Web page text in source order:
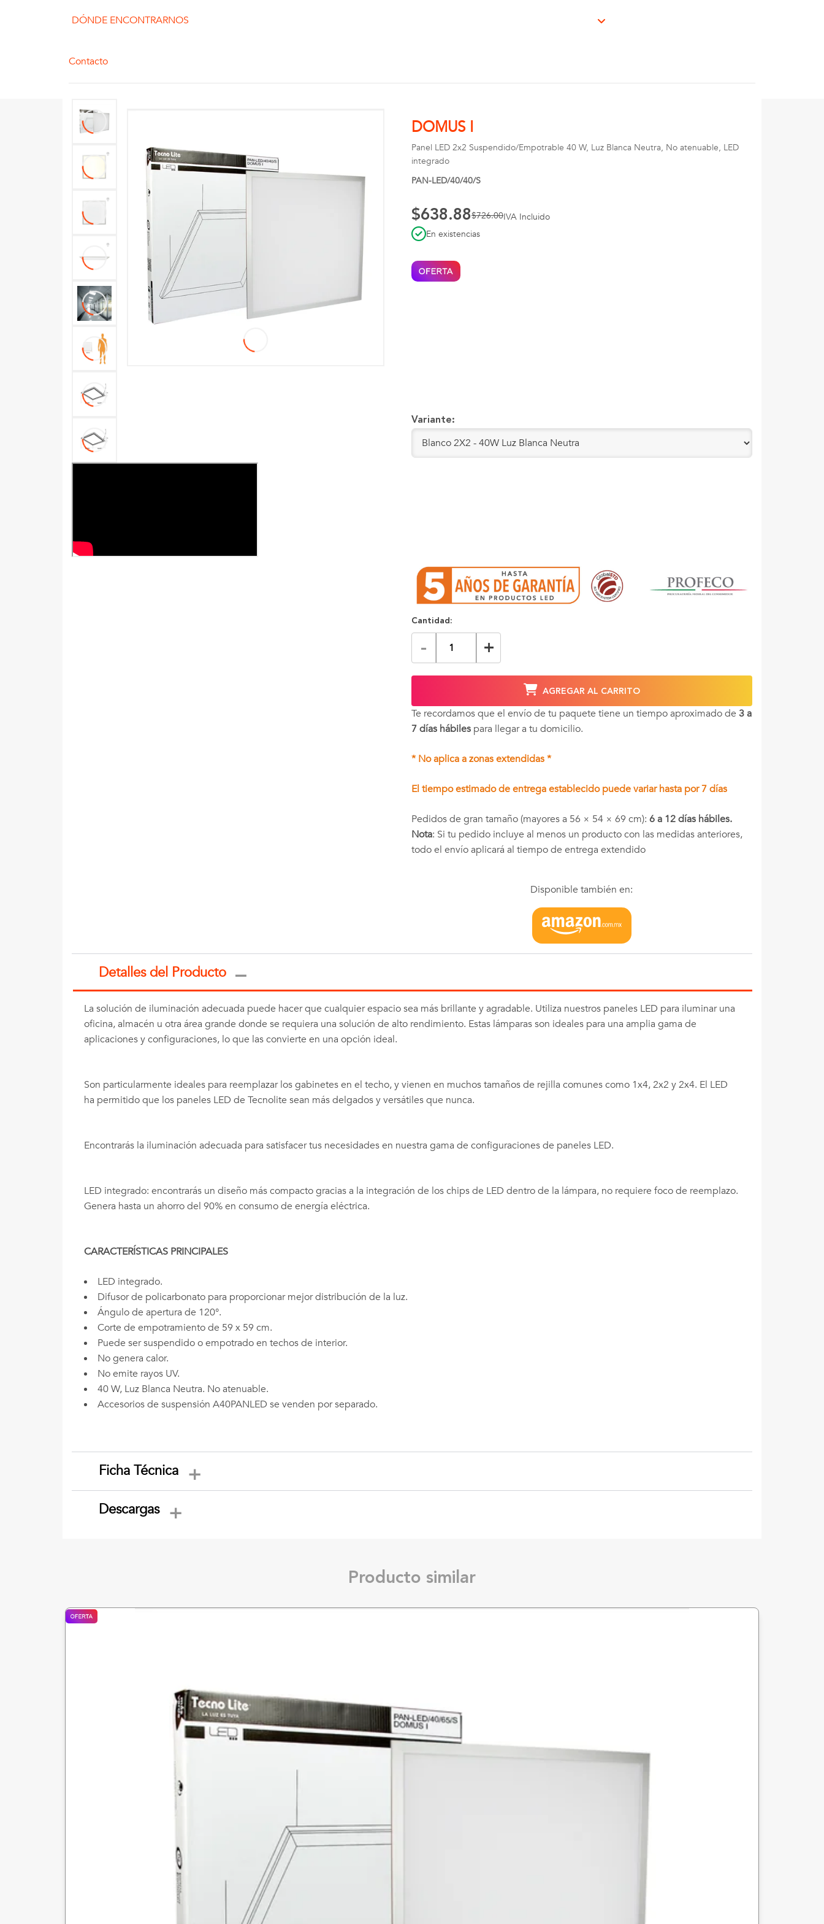
DÓNDE ENCONTRARNOS
Contacto
DOMUS I
Panel LED 2x2 Suspendido/Empotrable 40 W, Luz Blanca Neutra, No atenuable, LED
integrado
PAN-LED/40/40/S
$638.88$726.00IVA Incluido
En existencias
Variante:
Cantidad:
- +
AGREGAR AL CARRITO
Te recordamos que el envío de tu paquete tiene un tiempo aproximado de 3 a
7 días hábilespara llegar a tu domicilio.
* No aplica a zonas extendidas *
El tiempo estimado de entrega establecido puede variar hasta por 7 días
Pedidos de gran tamaño (mayores a 56 × 54 × 69 cm): 6 a 12 días hábiles.
Nota: Si tu pedido incluye al menos un producto con las medidas anteriores,
todo el envío aplicará al tiempo de entrega extendido
Disponible también en:
Detalles del Producto
La solución de iluminación adecuada puede hacer que cualquier espacio sea más brillante y agradable. Utiliza nuestros paneles LED para iluminar una
oficina, almacén u otra área grande donde se requiera una solución de alto rendimiento. Estas lámparas son ideales para una amplia gama de
aplicaciones y configuraciones, lo que las convierte en una opción ideal.
Son particularmente ideales para reemplazar los gabinetes en el techo, y vienen en muchos tamaños de rejilla comunes como 1x4, 2x2 y 2x4. El LED
ha permitido que los paneles LED de Tecnolite sean más delgados y versátiles que nunca.
Encontrarás la iluminación adecuada para satisfacer tus necesidades en nuestra gama de configuraciones de paneles LED.
LED integrado: encontrarás un diseño más compacto gracias a la integración de los chips de LED dentro de la lámpara, no requiere foco de reemplazo.
Genera hasta un ahorro del 90% en consumo de energía eléctrica.
CARACTERÍSTICAS PRINCIPALES
LED integrado.
Difusor de policarbonato para proporcionar mejor distribución de la luz.
Ángulo de apertura de 120°.
Corte de empotramiento de 59 x 59 cm.
Puede ser suspendido o empotrado en techos de interior.
No genera calor.
No emite rayos UV.
40 W, Luz Blanca Neutra. No atenuable.
Accesorios de suspensión A40PANLED se venden por separado.
Ficha Técnica
Descargas
Producto similar